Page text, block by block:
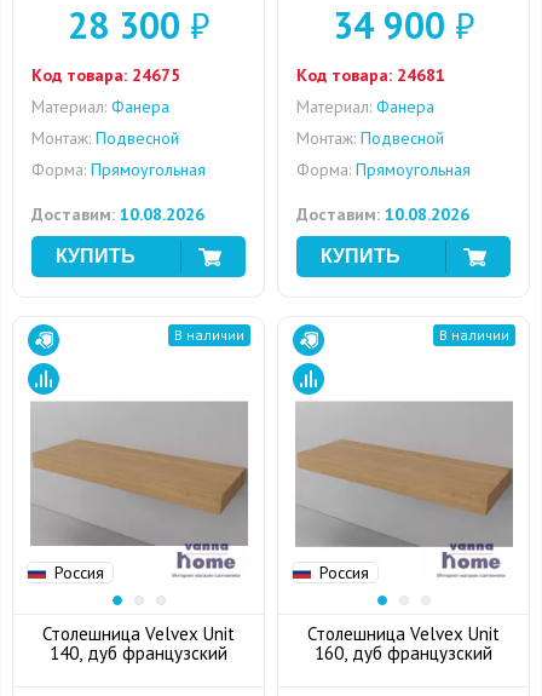
28 300 ₽
Код товара: 24675
Материал: Фанера
Монтаж: Подвесной
Форма: Прямоугольная
Доставим: 10.08.2026
34 900 ₽
Код товара: 24681
Материал: Фанера
Монтаж: Подвесной
Форма: Прямоугольная
Доставим: 10.08.2026
Россия
В наличии
Столешница Velvex Unit
140, дуб французский
Россия
В наличии
Столешница Velvex Unit
160, дуб французский